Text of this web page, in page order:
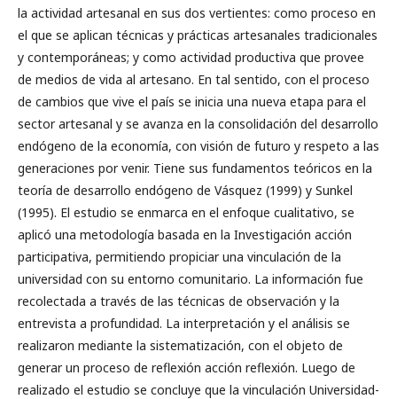
la actividad artesanal en sus dos vertientes: como proceso en
el que se aplican técnicas y prácticas artesanales tradicionales
y contemporáneas; y como actividad productiva que provee
de medios de vida al artesano. En tal sentido, con el proceso
de cambios que vive el país se inicia una nueva etapa para el
sector artesanal y se avanza en la consolidación del desarrollo
endógeno de la economía, con visión de futuro y respeto a las
generaciones por venir. Tiene sus fundamentos teóricos en la
teoría de desarrollo endógeno de Vásquez (1999) y Sunkel
(1995). El estudio se enmarca en el enfoque cualitativo, se
aplicó una metodología basada en la Investigación acción
participativa, permitiendo propiciar una vinculación de la
universidad con su entorno comunitario. La información fue
recolectada a través de las técnicas de observación y la
entrevista a profundidad. La interpretación y el análisis se
realizaron mediante la sistematización, con el objeto de
generar un proceso de reflexión acción reflexión. Luego de
realizado el estudio se concluye que la vinculación Universidad-